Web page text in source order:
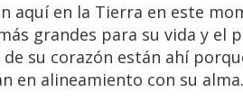
aquí en la Tierra en este
grandes para su vida y el
su corazón están ahí
en alineamiento con su alma.